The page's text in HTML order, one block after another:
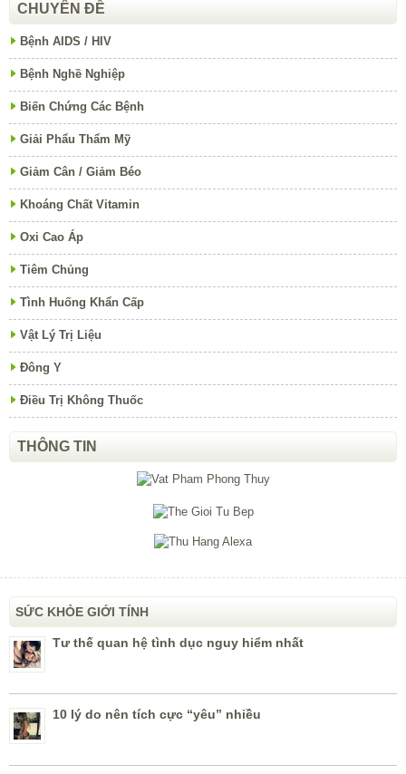
CHUYÊN ĐỀ
Bệnh AIDS / HIV
Bệnh Nghề Nghiệp
Biến Chứng Các Bệnh
Giải Phẩu Thẩm Mỹ
Giảm Cân / Giảm Béo
Khoáng Chất Vitamin
Oxi Cao Áp
Tiêm Chủng
Tình Huống Khẩn Cấp
Vật Lý Trị Liệu
Đông Y
Điều Trị Không Thuốc
THÔNG TIN
SỨC KHỎE GIỚI TÍNH
Tư thế quan hệ tình dục nguy hiểm nhất
10 lý do nên tích cực “yêu” nhiều